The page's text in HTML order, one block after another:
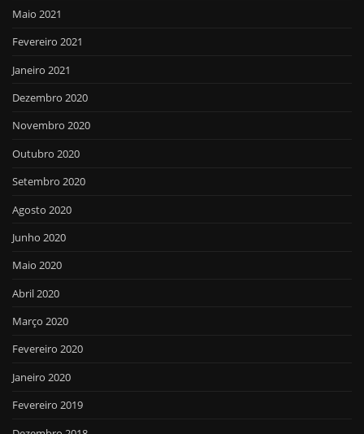
Maio 2021
Fevereiro 2021
Janeiro 2021
Dezembro 2020
Novembro 2020
Outubro 2020
Setembro 2020
Agosto 2020
Junho 2020
Maio 2020
Abril 2020
Março 2020
Fevereiro 2020
Janeiro 2020
Fevereiro 2019